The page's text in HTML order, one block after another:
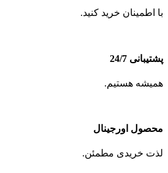
با اطمینان خرید کنید.
پشتیبانی 24/7
همیشه هستیم.
محصول اورجینال
لذت خریدی مطمئن.